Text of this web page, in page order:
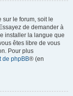
sur le forum, soit le
de demander à
installer la langue que
êtes libre de vous
Pour plus
de phpBB® (en